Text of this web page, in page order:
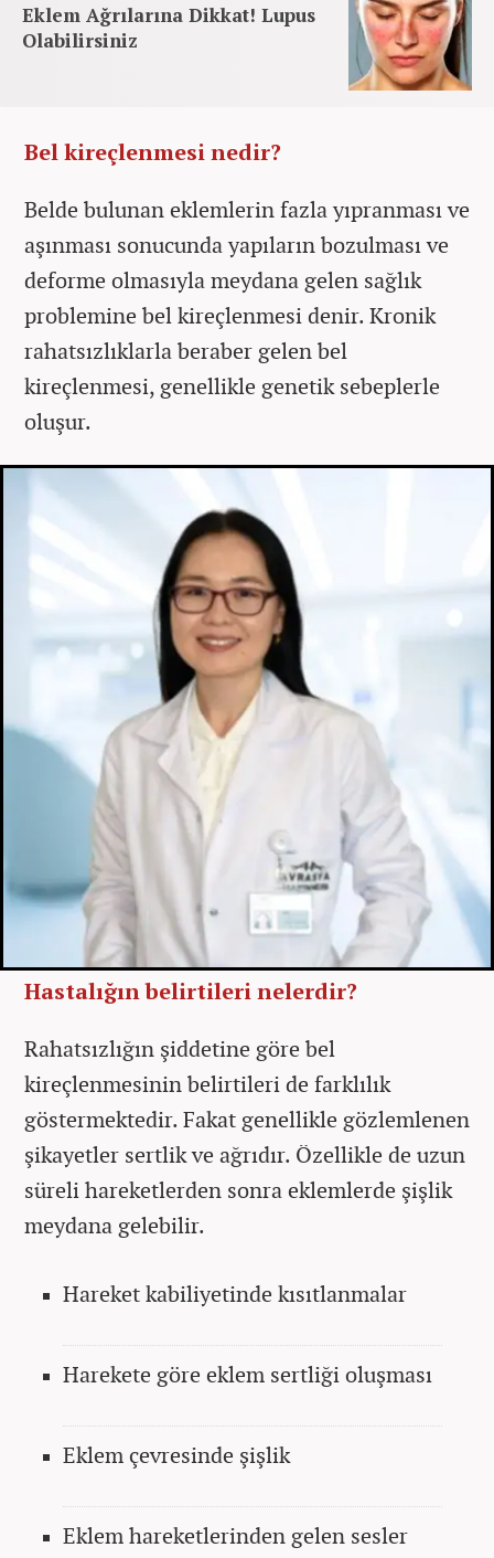
Eklem Ağrılarına Dikkat! Lupus
Olabilirsiniz
Bel kireçlenmesi nedir?
Belde bulunan eklemlerin fazla yıpranması ve
aşınması sonucunda yapıların bozulması ve
deforme olmasıyla meydana gelen sağlık
problemine bel kireçlenmesi denir. Kronik
rahatsızlıklarla beraber gelen bel
kireçlenmesi, genellikle genetik sebeplerle
oluşur.
Hastalığın belirtileri nelerdir?
Rahatsızlığın şiddetine göre bel
kireçlenmesinin belirtileri de farklılık
göstermektedir. Fakat genellikle gözlemlenen
şikayetler sertlik ve ağrıdır. Özellikle de uzun
süreli hareketlerden sonra eklemlerde şişlik
meydana gelebilir.
Hareket kabiliyetinde kısıtlanmalar
Harekete göre eklem sertliği oluşması
Eklem çevresinde şişlik
Eklem hareketlerinden gelen sesler